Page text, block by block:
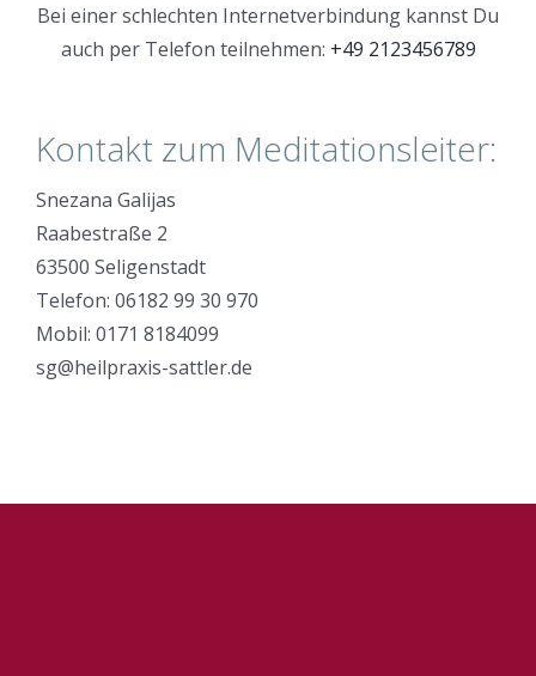
Bei einer schlechten Internetverbindung kannst Du
auch per Telefon teilnehmen: +49 2123456789
Kontakt zum Meditationsleiter:
Snezana Galijas
Raabestraße 2
63500 Seligenstadt
Telefon: 06182 99 30 970
Mobil: 0171 8184099
sg@heilpraxis-sattler.de